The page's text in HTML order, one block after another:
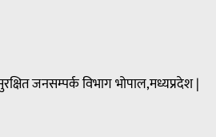
जनसम्पर्क विभाग भोपाल,मध्यप्रदेश |